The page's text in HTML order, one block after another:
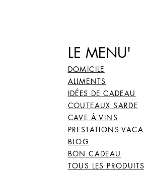
LE MENU'
DOMICILE
ALIMENTS
IDÉES DE CADEAU
COUTEAUX SARDE
CAVE À VINS
PRESTATIONS
BLOG
BON CADEAU
TOUS LES PRODUITS